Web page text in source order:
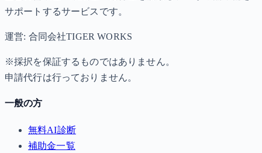
サポートするサービスです。
運営: 合同会社TIGER WORKS
※採択を保証するものではありません。
申請代行は行っておりません。
一般の方
無料AI診断
補助金一覧